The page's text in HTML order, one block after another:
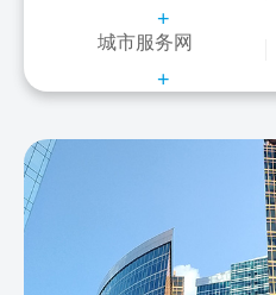
+
城市服务网
+